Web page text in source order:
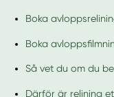
Boka
Boka
Så vet du om du
Därför är relining